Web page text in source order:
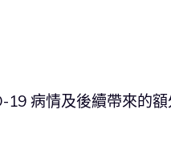
19 病情及後續帶來的